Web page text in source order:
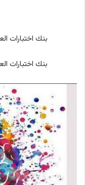
بنك اختبارات
بنك اختبارات